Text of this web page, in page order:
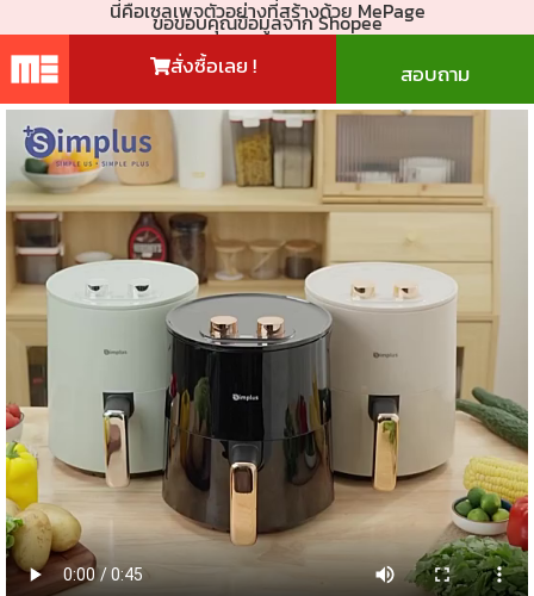
นี่คือเซลเพจตัวอย่างที่สร้างด้วย MePage
ขอขอบคุณข้อมูลจาก Shopee
สั่งซื้อเลย ! สอบถาม